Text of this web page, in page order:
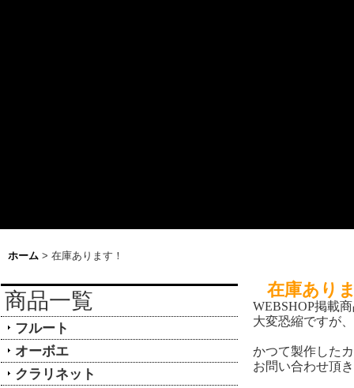
ホーム > 在庫あります！
商品一覧
フルート
オーボエ
クラリネット
在庫あり
WEBSHOP掲載
大変恐縮ですが
かつて製作した
お問い合わせ頂